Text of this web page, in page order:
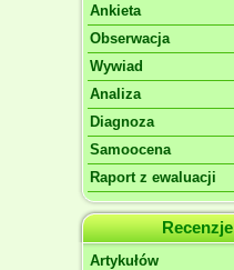
Ankieta
Obserwacja
Wywiad
Analiza
Diagnoza
Samoocena
Raport z ewaluacji
Recenzje
Artykułów